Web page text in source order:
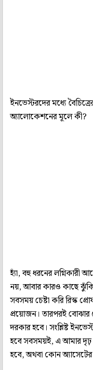
ইনভেস্টরদের মধ্যে
অ‌্যালোকেশনের মূলে কী?
হ‌্যাঁ, বহু ধরনের লগ্নিকারী
নয়, আবার কারও কাছে
সবসময় চেষ্টা করি রিস্ক
প্রয়োজন। তারপরই বোঝার
দরকার হবে। সংশ্লিষ্ট
হবে সবসময়ই, এ আমার দৃঢ়
হবে, অথবা কোন